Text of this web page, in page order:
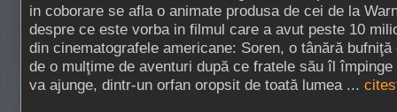
in coborare se afla o animate produsa de cei de la
despre ce este vorba in filmul care a avut peste 10
din cinematografele americane: Soren, o tânără
de o mulţime de aventuri după ce fratele său îl
va ajunge, dintr-un orfan oropsit de toată lumea ...